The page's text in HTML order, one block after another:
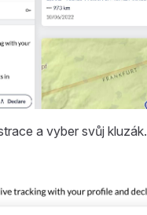
a vyber svůj kluzák.